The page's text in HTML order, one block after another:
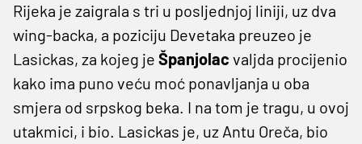
Rijeka je zaigrala s tri u posljednjoj liniji, uz dva
wing-backa, a poziciju Devetaka preuzeo je
Lasickas, za kojeg je Španjolac valjda procijenio
kako ima puno veću moć ponavljanja u oba
smjera od srpskog beka. I na tom je tragu, u ovoj
utakmici, i bio. Lasickas je, uz Antu Oreča, bio